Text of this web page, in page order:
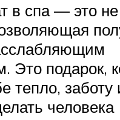
в спа — это не
Это подарок,
тепло, заботу
человека